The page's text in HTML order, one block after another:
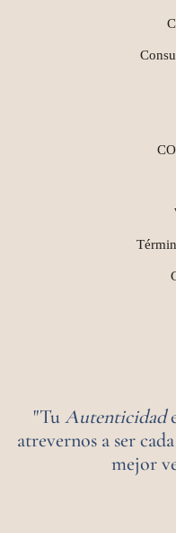
"TuAutenticidad
atrevernos a ser
mejor